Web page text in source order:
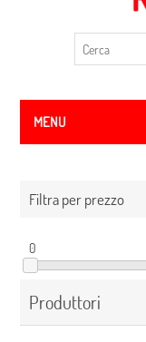
MENU
Filtra per prezzo
0
Produttori